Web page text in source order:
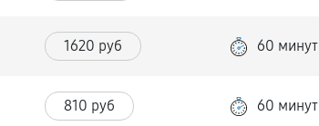
1620 руб 60 минут
810 руб 60 минут